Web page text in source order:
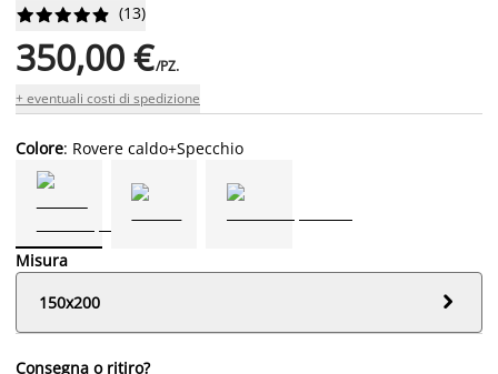





 (13)
350,00 €/PZ.
+ eventuali costi di spedizione
Colore: Rovere caldo+Specchio
Misura
150x200

Consegna o ritiro?